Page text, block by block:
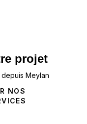
projet
Meylan
NOS